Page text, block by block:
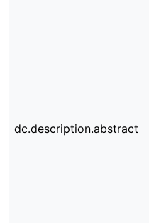
dc.description.abstract